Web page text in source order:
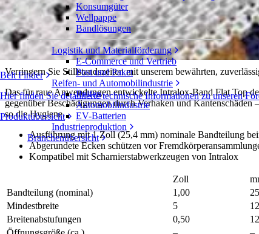
Belt Finder
Hier finden Sie detaillierte technische Informationen zu unseren
Produktübersicht
Konsumgüter
Wellpappe
Bandlösungen
Logistik und Materialförderung
E-Commerce und Vertrieb
Post und Paket
Reifen- und Automobilindustrie
Reifen
Automobilindustrie
EV-Batterien
Industrieproduktion
Branchenübersicht
Flat Top mit Heavy Duty Edge
Serie 1600
Freigeben Angebot einholen
Verringern Sie Stillstandszeiten mit unserem bewährten,
Das für raue Anwendungen entwickelte Intralox-Band Flat Top
gegenüber Beschädigungen durch Verhaken und
so die Hygiene.
Ausführung mit 1 Zoll (25,4 mm) nominale Bandteilung
Abgerundete Ecken schützen vor
Kompatibel mit Scharnierstabwerkzeugen von Intralox
Zoll
Bandteilung (nominal)
1,00
Mindestbreite
5
Breitenabstufungen
0,50